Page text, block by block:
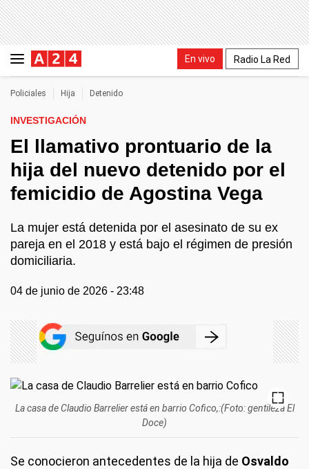
En vivo Radio La Red
Policiales Hija Detenido
INVESTIGACIÓN
El llamativo prontuario de la
hija del nuevo detenido por el
femicidio de Agostina Vega
La mujer está detenida por el asesinato de su ex
pareja en el 2018 y está bajo el régimen de presión
domiciliaria.
04 de junio de 2026 - 23:48
La casa de Claudio Barrelier está en barrio Cofico,:(Foto: gentileza El
Doce)
Se conocieron antecedentes de la hija de Osvaldo